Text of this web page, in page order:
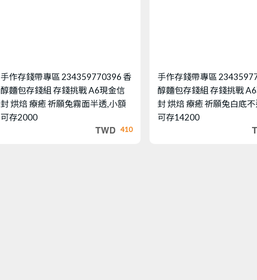
手作存錢帶專區 234359770396 香
醇麵包存錢組 存錢挑戰 A6現金信
封 烘焙 療癒 祈願兔霧面半透,小額
可存2000
410
手作存錢帶專區
醇麵包存錢組 存錢挑戰
封 烘焙 療癒 祈願兔白底
可存14200